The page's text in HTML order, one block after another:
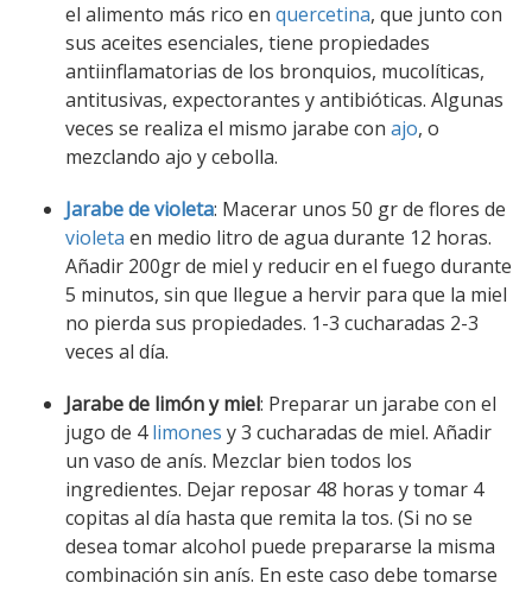
el alimento más rico en quercetina, que junto con
sus aceites esenciales, tiene propiedades
antiinflamatorias de los bronquios, mucolíticas,
antitusivas, expectorantes y antibióticas. Algunas
veces se realiza el mismo jarabe con ajo, o
mezclando ajo y cebolla.
Jarabe de violeta: Macerar unos 50 gr de flores de
violeta en medio litro de agua durante 12 horas.
Añadir 200gr de miel y reducir en el fuego durante
5 minutos, sin que llegue a hervir para que la miel
no pierda sus propiedades. 1-3 cucharadas 2-3
veces al día.
Jarabe de limón y miel: Preparar un jarabe con el
jugo de 4limones y 3 cucharadas de miel. Añadir
un vaso de anís. Mezclar bien todos los
ingredientes. Dejar reposar 48 horas y tomar 4
copitas al día hasta que remita la tos. (Si no se
desea tomar alcohol puede prepararse la misma
combinación sin anís. En este caso debe tomarse